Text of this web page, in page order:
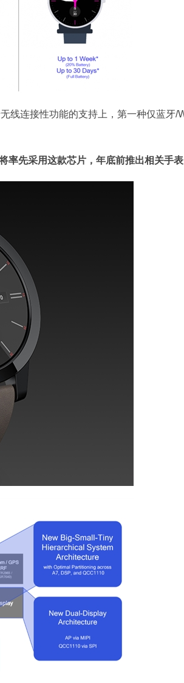
线连接性功能的支持上，第一种仅蓝牙/
先采用这款芯片，年底前推出相关手表